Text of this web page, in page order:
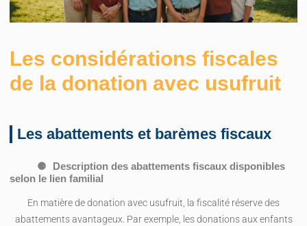
Les considérations fiscales
de la donation avec usufruit
Les abattements et barèmes fiscaux
Description des abattements fiscaux disponibles
selon le lien familial
En matière de donation avec usufruit, la fiscalité réserve des
abattements avantageux. Par exemple, les donations aux enfants